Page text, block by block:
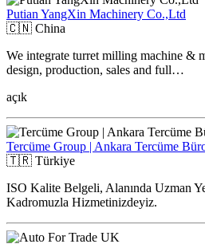
Putian YangXin Machinery Co.,Ltd
🇨🇳 China
We integrate turret milling machine &
design, production, sales and full…
açık
Tercüme Group | Ankara Tercüme
🇹🇷 Türkiye
ISO Kalite Belgeli, Alanında Uzman
Kadromuzla Hizmetinizdeyiz.